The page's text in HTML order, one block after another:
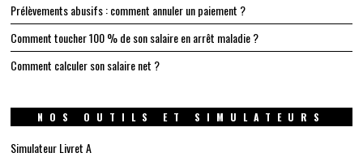
Prélèvements abusifs : comment annuler un paiement ?
Comment toucher 100 % de son salaire en arrêt maladie ?
Comment calculer son salaire net ?
NOS OUTILS ET SIMULATEURS
Simulateur Livret A